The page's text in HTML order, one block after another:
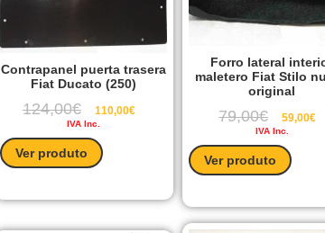
Contrapanel puerta trasera
Fiat Ducato (250)
124,00€ 110,00€
IVA Inc.
Ver produto
Forro lateral
maletero Fiat Stilo
original
79,00€ 59,00€
IVA Inc.
Ver produto